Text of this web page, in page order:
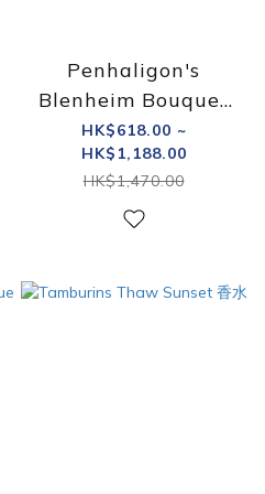
Penhaligon's
Blenheim Bouquet
EDT 淡香水
HK$618.00 ~
HK$1,188.00
HK$1,470.00